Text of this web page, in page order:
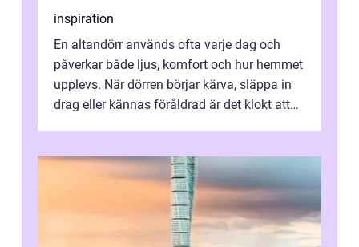
inspiration
En altandörr används ofta varje dag och
påverkar både ljus, komfort och hur hemmet
upplevs. När dörren börjar kärva, släppa in
drag eller kännas föråldrad är det klokt att